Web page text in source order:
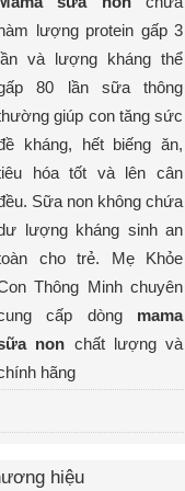
hàm lượng protein gấp 3
lần và lượng kháng thể
80 lần sữa thông
giúp con tăng sức
kháng, hết biếng ăn,
hóa tốt và lên cân
Sữa non không chứa
lượng kháng sinh an
cho trẻ. Mẹ Khỏe
Thông Minh chuyên
cấp dòng mama
non chất lượng và
hãng
hiệu